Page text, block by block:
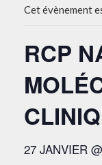
Cet évènement
RCP
27 JANVIER